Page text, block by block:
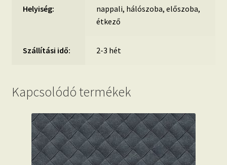
Helyiség:
nappali, hálószoba, előszoba,
étkező
Szállítási idő: 2-3 hét
Kapcsolódó termékek